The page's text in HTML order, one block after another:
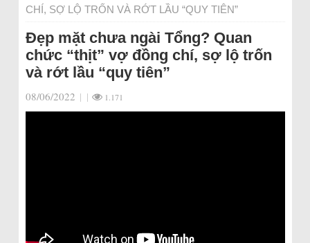
CHÍ, SỢ LỘ TRỐN VÀ RỚT LẦU “QUY TIÊN”
Đẹp mặt chưa ngài Tổng? Quan
chức “thịt” vợ đồng chí, sợ lộ trốn
và rớt lầu “quy tiên”
08/06/2022 | | 1.171